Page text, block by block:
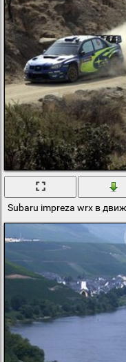
Subaru impreza wrx в